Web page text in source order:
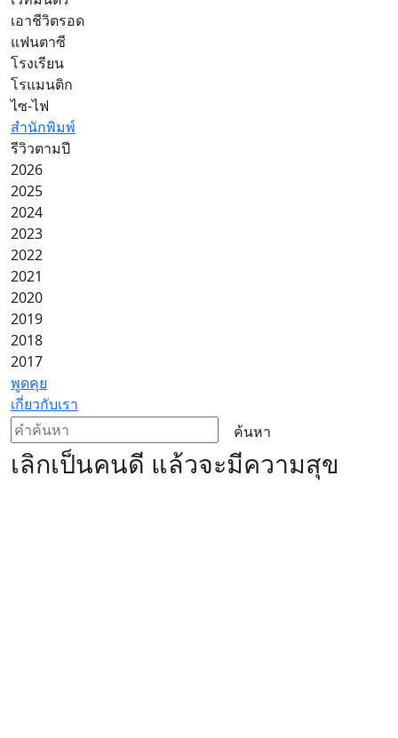
เอาชีวิตรอด
แฟนตาซี
โรงเรียน
โรแมนติก
ไซ-ไฟ
สำนักพิมพ์
รีวิวตามปี
2026
2025
2024
2023
2022
2021
2020
2019
2018
2017
พูดคุย
เกี่ยวกับเรา
ค้นหา
เลิกเป็นคนดี แล้วจะมีความสุข